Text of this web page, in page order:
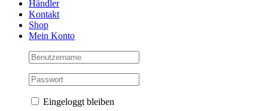
Händler
Kontakt
Shop
Mein Konto
Eingeloggt bleiben